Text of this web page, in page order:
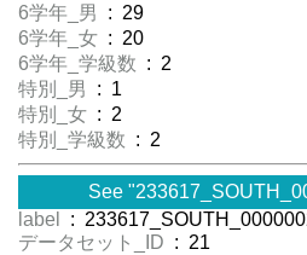
6学年_男
: 29
6学年_女 : 20
6学年_学級数 : 2
特別_男
: 1
特別_女 : 2
特別_学級数 : 2
See
label
:
データセット_ID : 21